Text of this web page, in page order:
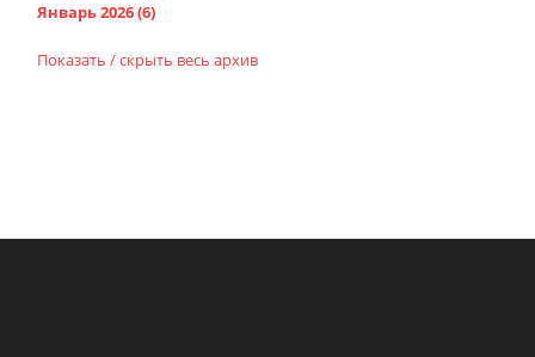
Январь 2026 (6)
Показать / скрыть весь архив